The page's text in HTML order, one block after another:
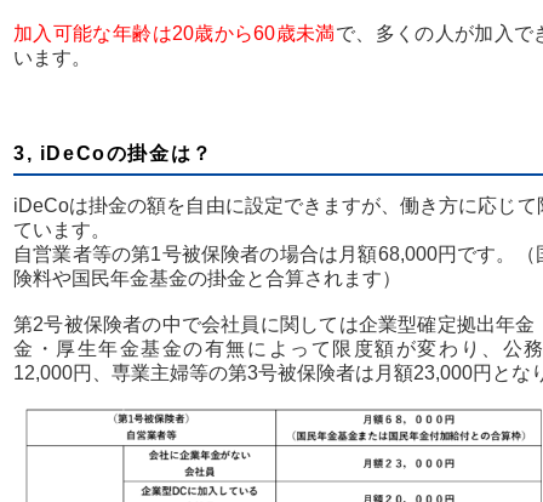
加入可能な年齢は20歳から60歳未満で、多くの人が加入で
います。
3, iDeCoの掛金は？
iDeCoは掛金の額を自由に設定できますが、働き方に応じ
ています。
自営業者等の第1号被保険者の場合は月額68,000円です。（
険料や国民年金基金の掛金と合算されます）
第2号被保険者の中で会社員に関しては企業型確定拠出年金
金・厚生年金基金の有無によって限度額が変わり、公
12,000円、専業主婦等の第3号被保険者は月額23,000円とな